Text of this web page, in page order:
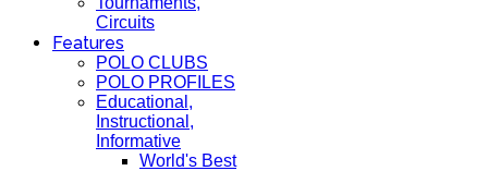
Circuits
Features
POLO CLUBS
POLO PROFILES
Educational,
Instructional,
Informative
World's Best